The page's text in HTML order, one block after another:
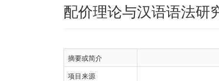
配价理论与汉语语法研
摘要或简介
项目来源